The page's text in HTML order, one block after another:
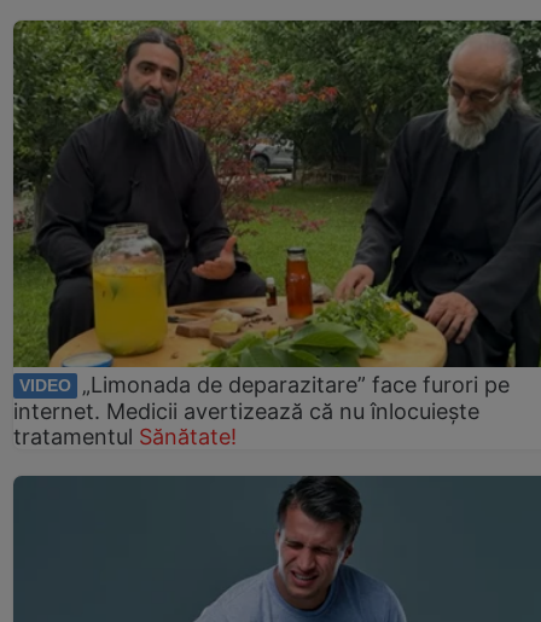
VIDEO
„Limonada de deparazitare” face furori pe
internet. Medicii avertizează că nu înlocuiește
tratamentul Sănătate!